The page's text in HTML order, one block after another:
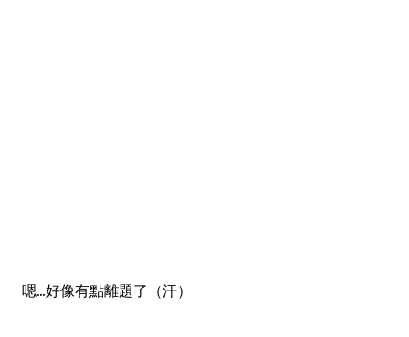
嗯...好像有點離題了（汗）